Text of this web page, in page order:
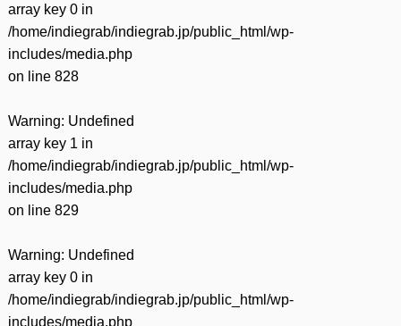
array key 0 in
/home/indiegrab/indiegrab.jp/public_html/wp-
includes/media.php
on line 828
Warning: Undefined
array key 1 in
/home/indiegrab/indiegrab.jp/public_html/wp-
includes/media.php
on line 829
Warning: Undefined
array key 0 in
/home/indiegrab/indiegrab.jp/public_html/wp-
includes/media.php